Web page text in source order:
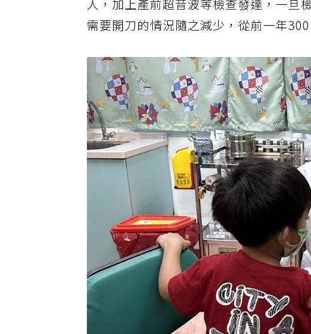
人，加上產前超音波等檢查發達，一旦
需要開刀的情況隨之減少，從前一年